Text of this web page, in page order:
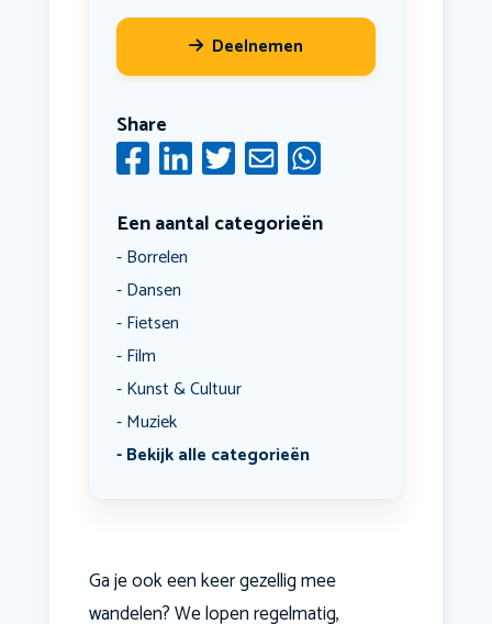
Deelnemen
Share
Een aantal categorieën
Borrelen
Dansen
Fietsen
Film
Kunst & Cultuur
Muziek
Bekijk alle categorieën
Ga je ook een keer gezellig mee
wandelen? We lopen regelmatig,